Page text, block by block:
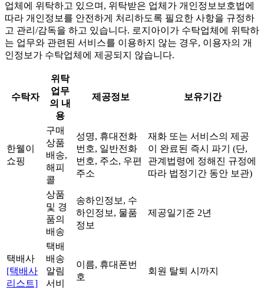
업체에 위탁하고 있으며, 위탁받은 업체가 개인정보보호법에
따라 개인정보를 안전하게 처리하도록 필요한 사항을 규정하
고 관리/감독을 하고 있습니다. 로지아이가 수탁업체에 위탁하
는 업무와 관련된 서비스를 이용하지 않는 경우, 이용자의 개
인정보가 수탁업체에 제공되지 않습니다.
수탁자
위탁
업무
의 내
용
제공정보 보유기간
한웰이
쇼핑
구매
상품
배송,
해피
콜
성명, 휴대전화
번호, 일반전화
번호, 주소, 우편
주소
재화 또는 서비스의 제공
이 완료된 즉시 파기 (단,
관계법령에 정해진 규정에
따라 법정기간 동안 보관)
택배사
[택배사
리스트]
상품
및 경
품의
배송
송하인정보, 수
하인정보, 물품
정보
제공일기준 2년
택배
배송
알림
서비
이름, 휴대폰번
호
회원 탈퇴 시까지